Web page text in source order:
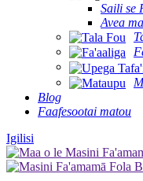
Saili se
Avea
Blog
Faafesootai matou
Igilisi